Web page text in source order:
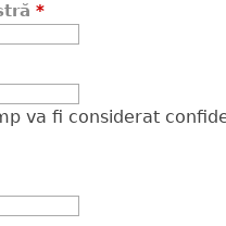
*
va fi considerat